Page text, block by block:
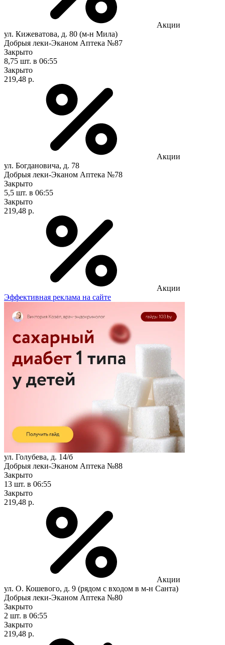
Акции
ул. Кижеватова, д. 80 (м-н Мила)
Добрыя леки-Эканом Аптека №87
Закрыто
8,75 шт. в 06:55
Закрыто
219,48 р.
Акции
ул. Богдановича, д. 78
Добрыя леки-Эканом Аптека №78
Закрыто
5,5 шт. в 06:55
Закрыто
219,48 р.
Акции
Эффективная реклама на сайте
ул. Голубева, д. 14/б
Добрыя леки-Эканом Аптека №88
Закрыто
13 шт. в 06:55
Закрыто
219,48 р.
Акции
ул. О. Кошевого, д. 9 (рядом с входом в м-н Санта)
Добрыя леки-Эканом Аптека №80
Закрыто
2 шт. в 06:55
Закрыто
219,48 р.